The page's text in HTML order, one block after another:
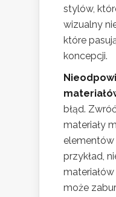
stylów,
wizualny
które
koncepcji.
błąd.
materiały
elementów
przykład,
materiałów
może